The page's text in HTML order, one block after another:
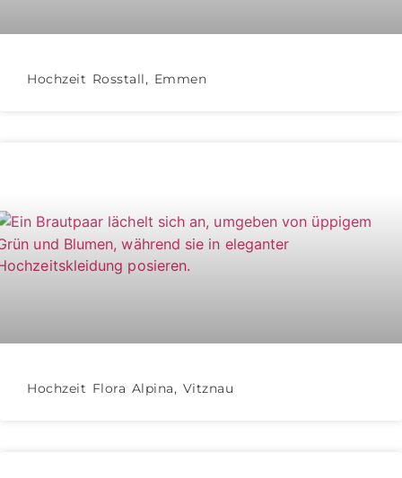
Hochzeit Rosstall, Emmen
Hochzeit Flora Alpina, Vitznau